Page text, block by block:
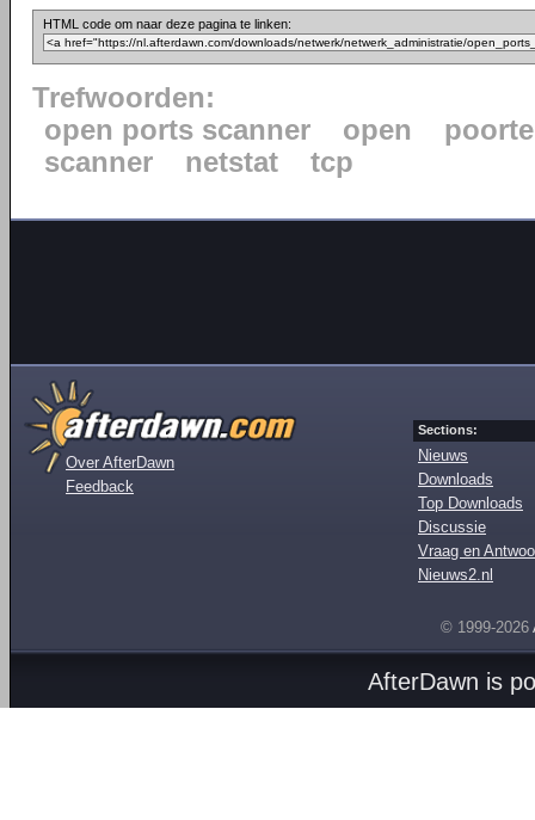
HTML code om naar deze pagina te linken:
Trefwoorden:
open ports scanner
open
scanner
netstat tcp
Over AfterDawn
Feedback
Sections:
Nieuws
Downloads
Top Downloads
Discussie
Vraag en
Nieuws2.nl
© 1999-2026
AfterDawn is